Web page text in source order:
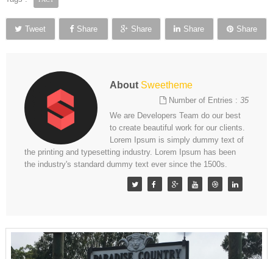
Tweet Share Share Share Share
About Sweetheme
Number of Entries :35
We are Developers Team do our best
to create beautiful work for our clients.
Lorem Ipsum is simply dummy text of
the printing and typesetting industry. Lorem Ipsum has been
the industry's standard dummy text ever since the 1500s.